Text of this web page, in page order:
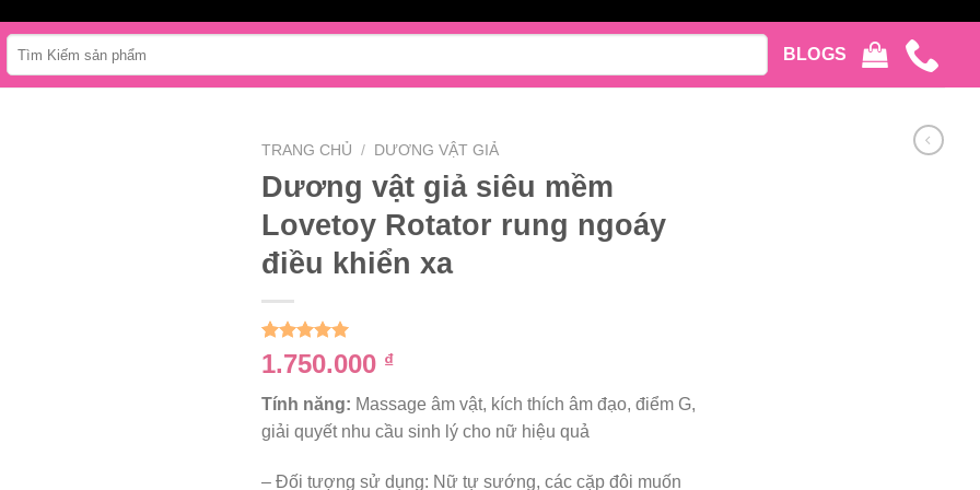
Tìm
kiếm:
BLOGS
TRANG CHỦ / DƯƠNG VẬT GIẢ
Dương vật giả siêu mềm
Lovetoy Rotator rung ngoáy
điều khiển xa
5.00trên 5
dựa trên
1
1.750.000 ₫
Tính năng: Massage âm vật, kích thích âm đạo, điểm G,
giải quyết nhu cầu sinh lý cho nữ hiệu quả
– Đối tượng sử dụng: Nữ tự sướng, các cặp đôi muốn